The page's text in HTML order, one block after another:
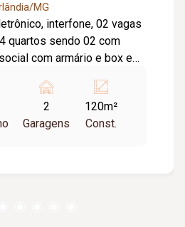
MG
interfone, 02 vagas
quartos sendo 02 com
com armário e box em
quarto, cozinha, banheiro.
2
Garagens
120m²
Const.